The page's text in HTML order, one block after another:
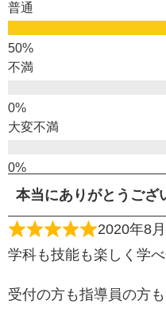
普通
不満
大変不満
本当にありがとうご
2020年8
学科も技能も楽しく学
受付の方も指導員の方